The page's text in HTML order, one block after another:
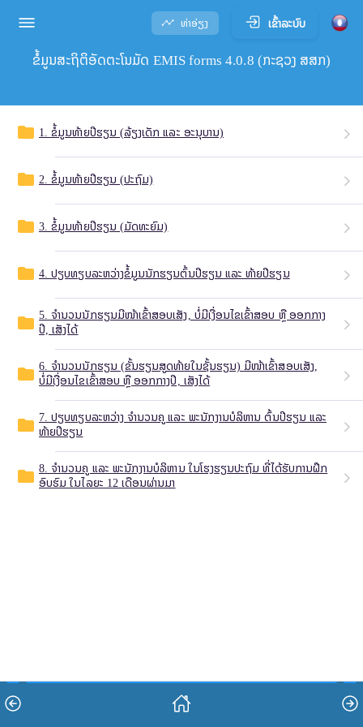
ຂໍ້ມູນສະຖິຕິອັດຕະໂນມັດ EMIS forms 4.0.8 (ກະຊວງ ສສກ)
ທ່າອ່ຽງ ເຂົ້າລະບົບ
folder 1. ຂໍ້ມູນທ້າຍປີຮຽນ (ລ້ຽງເດັກ ແລະ ອະນຸບານ)
folder 2. ຂໍ້ມູນທ້າຍປີຮຽນ (ປະຖົມ)
folder 3. ຂໍ້ມູນທ້າຍປີຮຽນ (ມັດທະຍົມ)
folder 4. ປຽບທຽບລະຫວ່າງຂໍ້ມູນນັກຮຽນຕົ້ນປີຮຽນ ແລະ ທ້າຍປີຮຽນ
folder 5. ຈຳນວນນັກຮຽນມີໜ້າເຂົ້າສອບເສັງ, ບໍ່ມີເງື່ອນໄຂເຂົ້າສອບ ຫຼື ອອກກາງ
ປີ, ເສັງໄດ້
folder 6. ຈຳນວນນັກຮຽນ (ຂັ້ນຮຽນສູດທ້າຍໃນຊັ້ນຮຽນ) ມີໜ້າເຂົ້າສອບເສັງ,
ບໍ່ມີເງື່ອນໄຂເຂົ້າສອບ ຫຼື ອອກກາງປີ, ເສັງໄດ້
folder 7. ປຽບທຽບລະຫວ່າງ ຈຳນວນຄູ ແລະ ພະນັກງານບໍລິຫານ ຕົ້ນປີຮຽນ ແລະ
ທ້າຍປີຮຽນ
folder 8. ຈຳນວນຄູ ແລະ ພະນັກງານບໍລິຫານ ໃນໂຮງຮຽນປະຖົມ ທີ່ໄດ້ຮັບການຝຶກ
ອົບຮົມ ໃນໄລຍະ 12 ເດືອນຜ່ານມາ